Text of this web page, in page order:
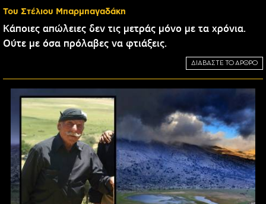
Του Στέλιου Μπαρμπαγαδάκη
Κάποιες απώλειες δεν τις μετράς μόνο με τα χρόνια.
Ούτε με όσα πρόλαβες να φτιάξεις.
ΔΙΑΒΑΣΤΕ ΤΟ ΑΡΘΡΟ